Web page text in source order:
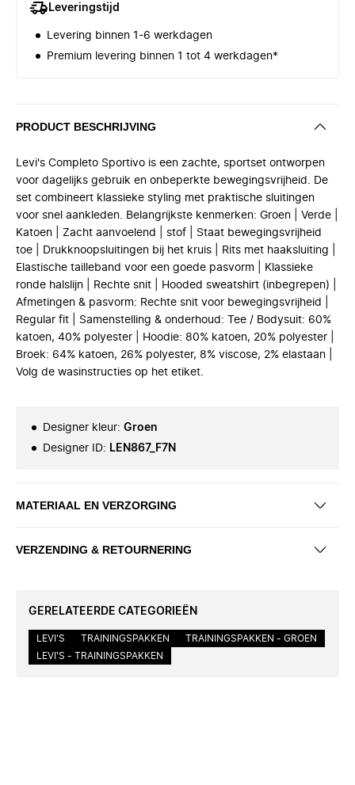
Leveringstijd
Levering binnen 1-6 werkdagen
Premium levering binnen 1 tot 4 werkdagen*
PRODUCT BESCHRIJVING
Levi's Completo Sportivo is een zachte, sportset ontworpen
voor dagelijks gebruik en onbeperkte bewegingsvrijheid. De
set combineert klassieke styling met praktische sluitingen
voor snel aankleden. Belangrijkste kenmerken: Groen | Verde |
Katoen | Zacht aanvoelend | stof | Staat bewegingsvrijheid
toe | Drukknoopsluitingen bij het kruis | Rits met haaksluiting |
Elastische tailleband voor een goede pasvorm | Klassieke
ronde halslijn | Rechte snit | Hooded sweatshirt (inbegrepen) |
Afmetingen & pasvorm: Rechte snit voor bewegingsvrijheid |
Regular fit | Samenstelling & onderhoud: Tee / Bodysuit: 60%
katoen, 40% polyester | Hoodie: 80% katoen, 20% polyester |
Broek: 64% katoen, 26% polyester, 8% viscose, 2% elastaan |
Volg de wasinstructies op het etiket.
Designer kleur: Groen
Designer ID: LEN867_F7N
MATERIAAL EN VERZORGING
VERZENDING & RETOURNERING
GERELATEERDE CATEGORIEËN
LEVI'S TRAININGSPAKKEN
TRAININGSPAKKEN - GROEN
LEVI'S - TRAININGSPAKKEN